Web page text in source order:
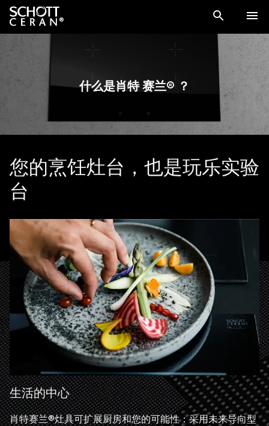
什么是肖特 赛兰® ？
您的烹饪灶台，也是玩乐实验
台
生活的中心
肖特赛兰®灶具可扩展厨房和您的可能性：采用未来导向型